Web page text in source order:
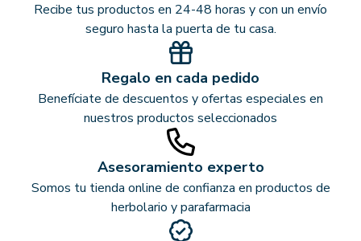
Recibe tus productos en 24-48 horas y con un envío
seguro hasta la puerta de tu casa.
Regalo en cada pedido
Benefíciate de descuentos y ofertas especiales en
nuestros productos seleccionados
Asesoramiento experto
Somos tu tienda online de confianza en productos de
herbolario y parafarmacia